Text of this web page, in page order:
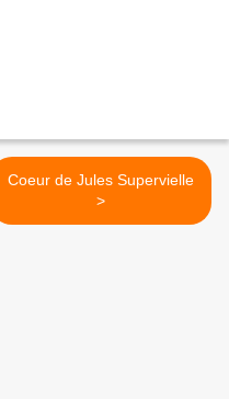
Coeur de Jules Supervielle
>